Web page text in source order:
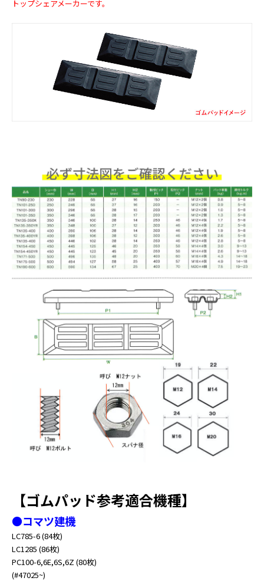
トップシェアメーカーです。
【ゴムパッド参考適合機種】
●コマツ建機
LC785-6 (84枚)
LC1285 (86枚)
PC100-6,6E,6S,6Z (80枚)
(#47025~)